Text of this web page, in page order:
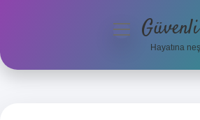
Anasayfa
menüyü
Hayatına